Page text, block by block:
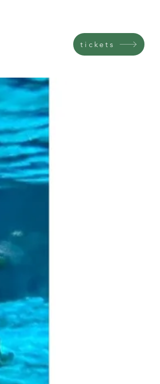
tickets